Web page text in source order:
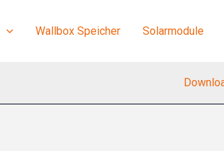
Wallbox Speicher Solarmodule